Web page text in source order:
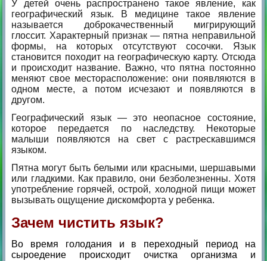
У детей очень распространено такое явление, как
географический язык. В медицине такое явление
называется доброкачественный мигрирующий
глоссит. Характерный признак — пятна неправильной
формы, на которых отсутствуют сосочки. Язык
становится походит на географическую карту. Отсюда
и происходит название. Важно, что пятна постоянно
меняют свое месторасположение: они появляются в
одном месте, а потом исчезают и появляются в
другом.
Географический язык — это неопасное состояние,
которое передается по наследству. Некоторые
малыши появляются на свет с растрескавшимся
языком.
Пятна могут быть белыми или красными, шершавыми
или гладкими. Как правило, они безболезненны. Хотя
употребление горячей, острой, холодной пищи может
вызывать ощущение дискомфорта у ребенка.
Зачем чистить язык?
Во время голодания и в переходный период на
сыроедение происходит очистка организма и